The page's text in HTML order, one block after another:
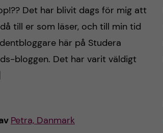
Det har blivit dags för mig att
till er som läser, och till min tid
här på Studera
bloggen. Det har varit väldigt
Petra, Danmark